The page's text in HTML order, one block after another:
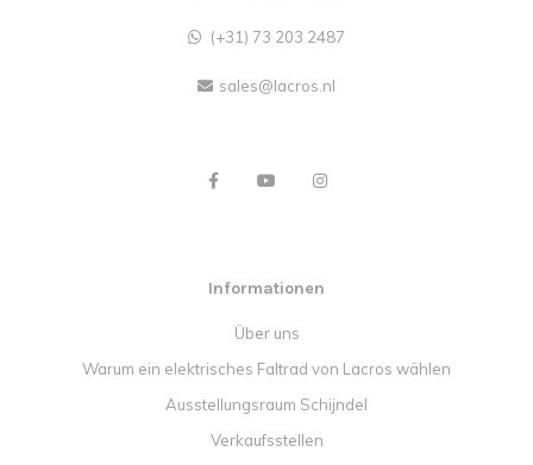
(+31) 73 203 2487
sales@lacros.nl
Informationen
Über uns
Warum ein elektrisches Faltrad von Lacros wählen
Ausstellungsraum Schijndel
Verkaufsstellen